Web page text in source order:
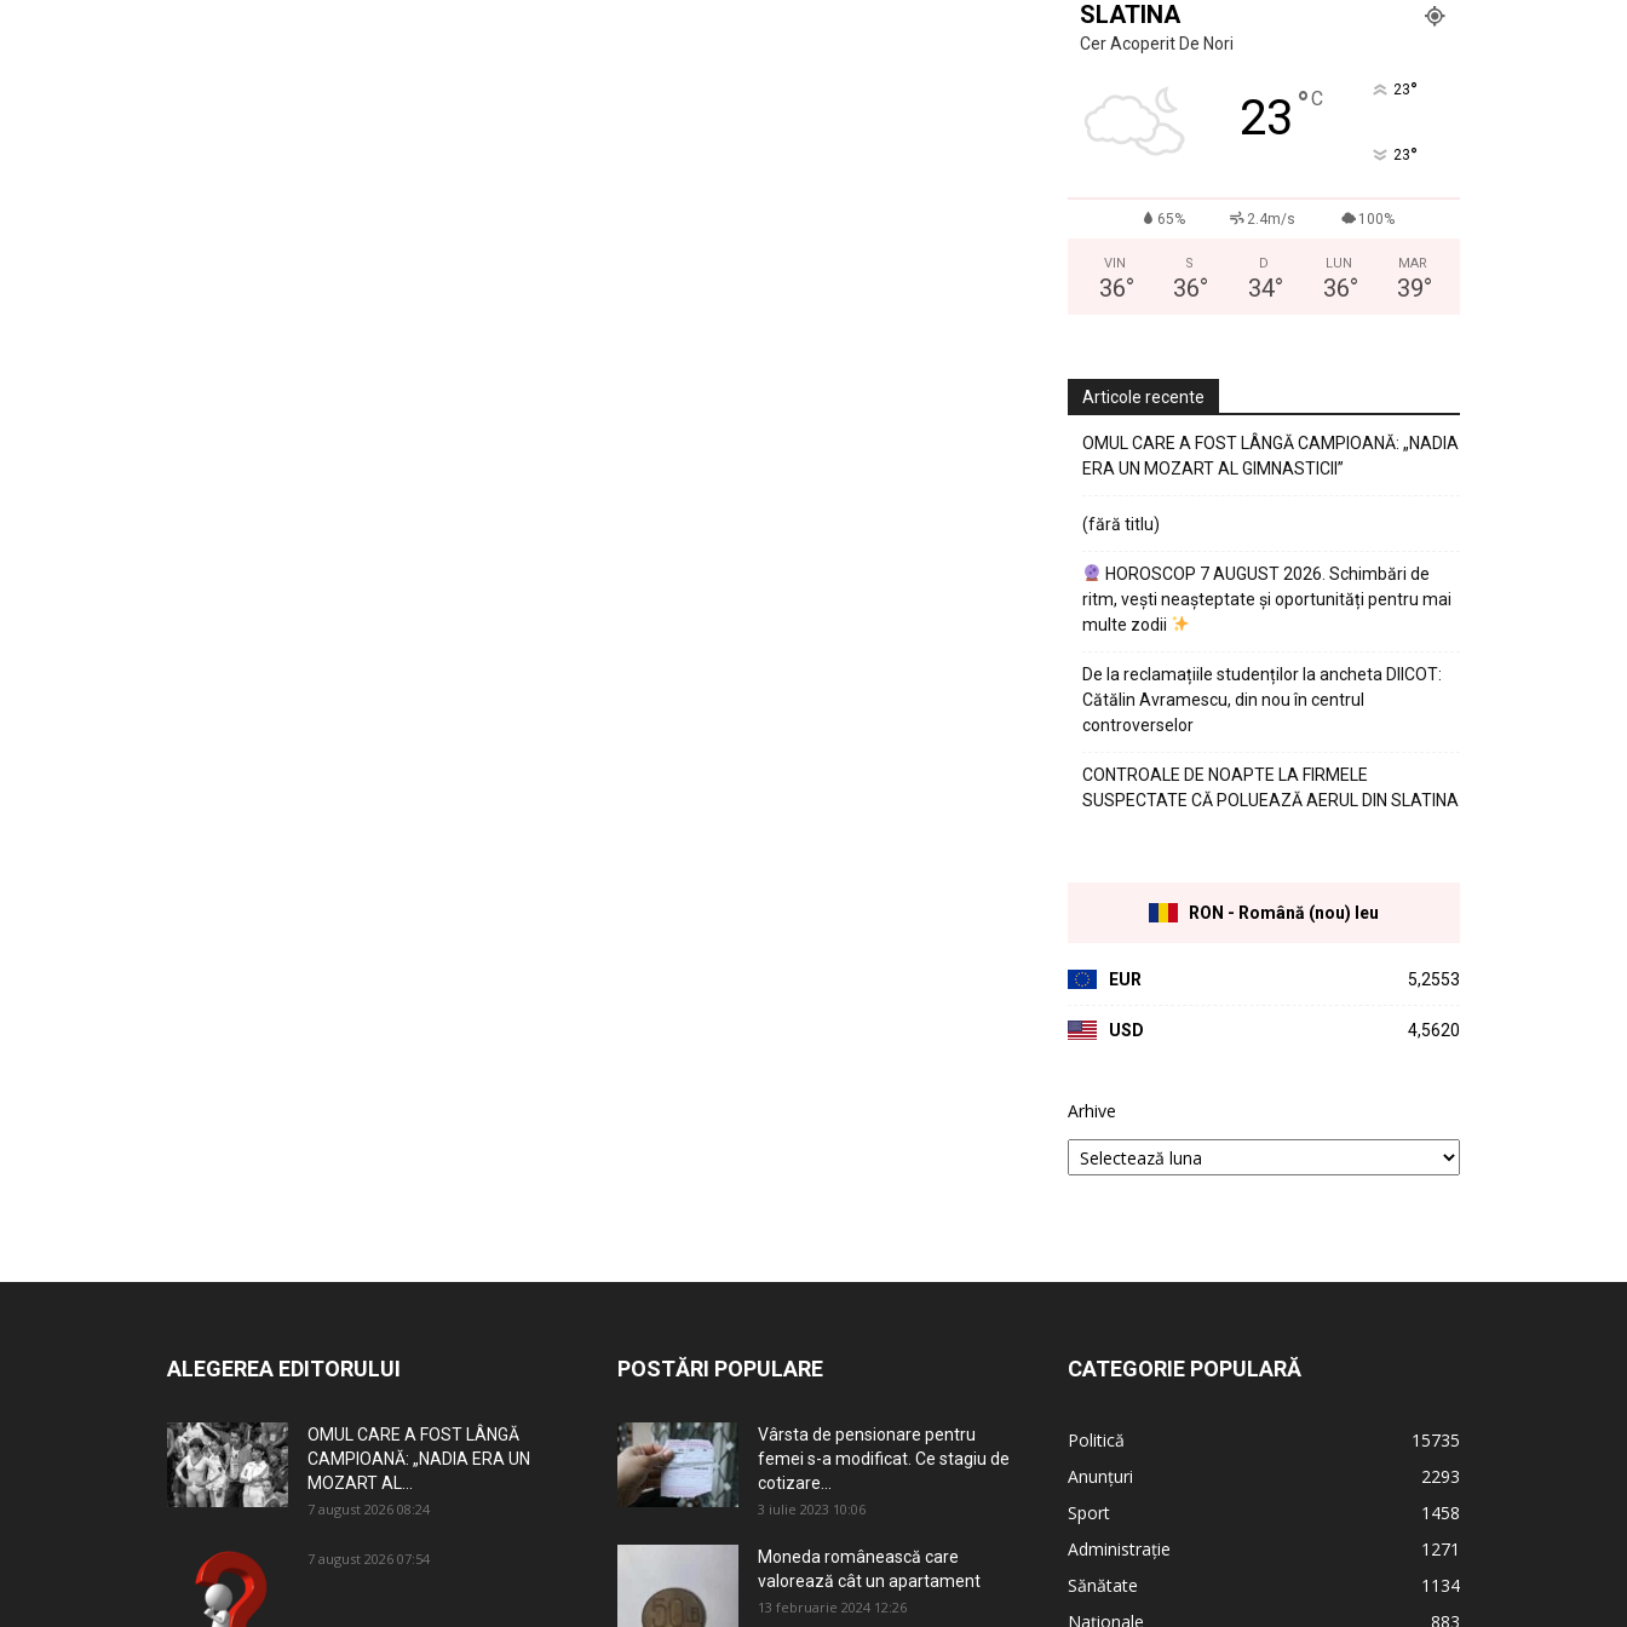
SLATINA
Cer Acoperit De Nori
23 °C 23°
23°
65% 2.4m/s 100%
VIN
36°
S
36°
D
34°
LUN
36°
MAR
39°
Articole recente
OMUL CARE A FOST LÂNGĂ CAMPIOANĂ: „NADIA
ERA UN MOZART AL GIMNASTICII”
(fără titlu)
HOROSCOP 7 AUGUST 2026. Schimbări de
ritm, vești neașteptate și oportunități pentru mai
multe zodii
De la reclamațiile studenților la ancheta DIICOT:
Cătălin Avramescu, din nou în centrul
controverselor
CONTROALE DE NOAPTE LA FIRMELE
SUSPECTATE CĂ POLUEAZĂ AERUL DIN SLATINA
RON - Română (nou) leu
EUR 5,2553
USD 4,5620
Arhive
ALEGEREA EDITORULUI
OMUL CARE A FOST LÂNGĂ
CAMPIOANĂ: „NADIA ERA UN
MOZART AL...
7 august 2026 08:24
7 august 2026 07:54
POSTĂRI POPULARE
Vârsta de pensionare pentru
femei s-a modificat. Ce stagiu de
cotizare...
3 iulie 2023 10:06
Moneda românească care
valorează cât un apartament
13 februarie 2024 12:26
CATEGORIE POPULARĂ
Politică
15735
Anunțuri
2293
Sport
1458
Administrație
1271
Sănătate
1134
Naționale
883